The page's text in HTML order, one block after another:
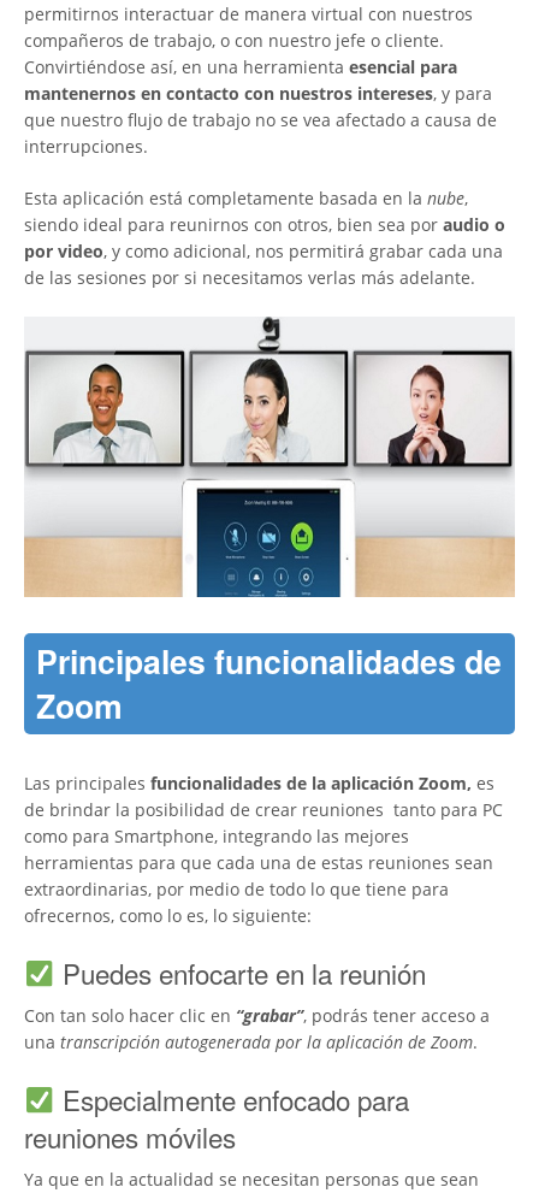
permitirnos interactuar de manera virtual con nuestros
compañeros de trabajo, o con nuestro jefe o cliente.
Convirtiéndose así, en una herramienta esencial para
mantenernos en contacto con nuestros intereses, y para
que nuestro flujo de trabajo no se vea afectado a causa de
interrupciones.
Esta aplicación está completamente basada en la nube,
siendo ideal para reunirnos con otros, bien sea por audio o
por video, y como adicional, nos permitirá grabar cada una
de las sesiones por si necesitamos verlas más adelante.
Principales funcionalidades de
Zoom
Las principales funcionalidades de la aplicación Zoom, es
de brindar la posibilidad de crear reuniones tanto para PC
como para Smartphone, integrando las mejores
herramientas para que cada una de estas reuniones sean
extraordinarias, por medio de todo lo que tiene para
ofrecernos, como lo es, lo siguiente:
Puedes enfocarte en la reunión
Con tan solo hacer clic en “grabar”, podrás tener acceso a
una transcripción autogenerada por la aplicación de Zoom.
Especialmente enfocado para
reuniones móviles
Ya que en la actualidad se necesitan personas que sean